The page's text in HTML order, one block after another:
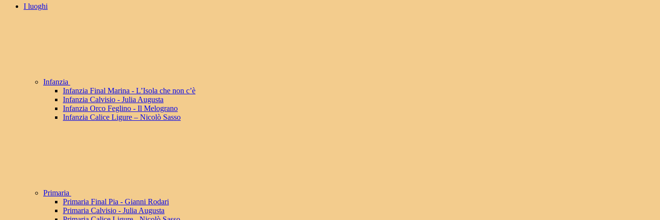
I luoghi
Infanzia
Infanzia Final Marina - L’Isola che non c’è
Infanzia Calvisio - Julia Augusta
Infanzia Orco Feglino - Il Melograno
Infanzia Calice Ligure – Nicolò Sasso
Primaria
Primaria Final Pia - Gianni Rodari
Primaria Calvisio - Julia Augusta